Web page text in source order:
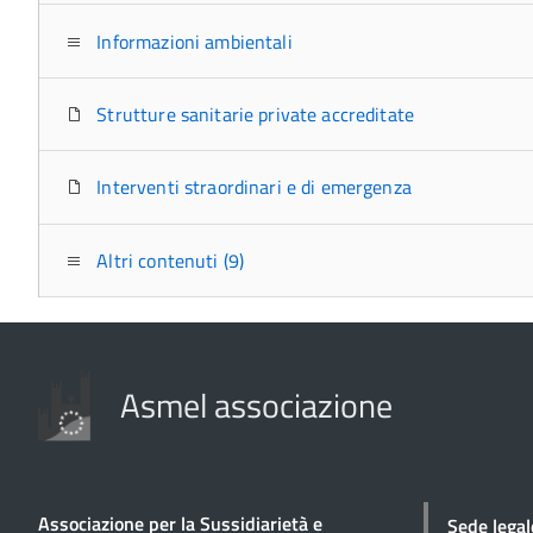
Informazioni ambientali
Strutture sanitarie private accreditate
Interventi straordinari e di emergenza
Altri contenuti (9)
Asmel associazione
Associazione per la Sussidiarietà e Sede